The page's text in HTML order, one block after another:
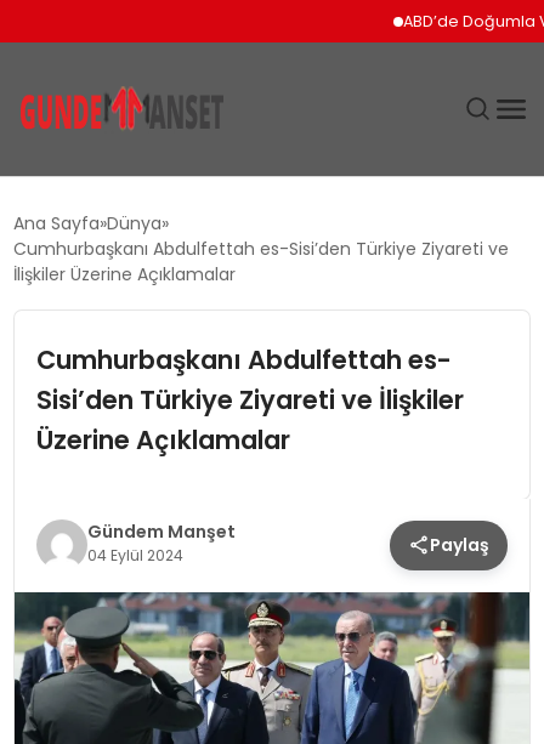
ABD’de Doğumla
DÜNYA
SPOR
YAŞAM
Ana Sayfa Dünya
Cumhurbaşkanı Abdulfettah es-Sisi’den Türkiye Ziyareti ve
İlişkiler Üzerine Açıklamalar
Cumhurbaşkanı Abdulfettah es-
Sisi’den Türkiye Ziyareti ve İlişkiler
Üzerine Açıklamalar
Gündem Manşet
04 Eylül 2024 Paylaş